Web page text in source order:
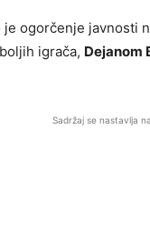
je ogorčenje javnosti
igrača, Dejanom
Sadržaj se nastavlja